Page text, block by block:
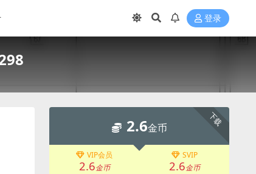
登录
下载
2.6金币
VIP会员
2.6金币
SVIP
2.6金币